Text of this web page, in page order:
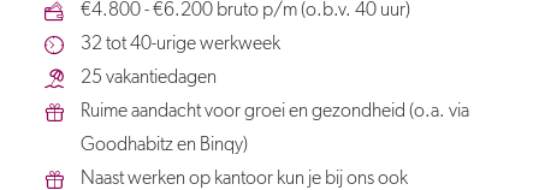
€4.800 - €6.200 bruto p/m (o.b.v. 40 uur)
32 tot 40-urige werkweek
25 vakantiedagen
Ruime aandacht voor groei en gezondheid (o.a. via
Goodhabitz en Binqy)
Naast werken op kantoor kun je bij ons ook